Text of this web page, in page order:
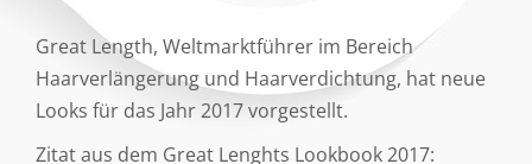
Great Length, Weltmarktführer im Bereich
Haarverlängerung und Haarverdichtung, hat neue
Looks für das Jahr 2017 vorgestellt.
Zitat aus dem Great Lenghts Lookbook 2017: